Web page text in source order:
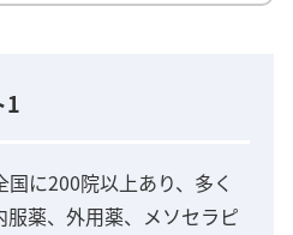
1
に200院以上あり、多く
服薬、外用薬、メソセラピ